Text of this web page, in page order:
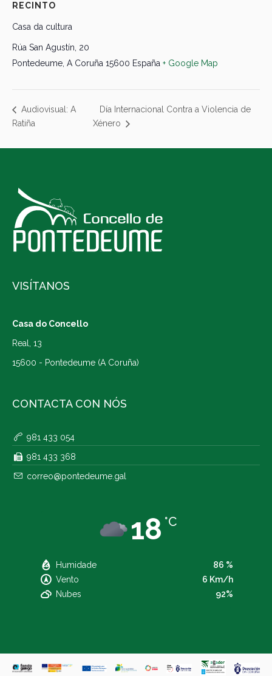
RECINTO
Casa da cultura
Rúa San Agustín, 20
Pontedeume, A Coruña 15600 España + Google Map
Audiovisual: A
Ratiña
Día Internacional Contra a Violencia de
Xénero
VISÍTANOS
Casa do Concello
Real, 13
15600 - Pontedeume (A Coruña)
CONTACTA CON NÓS
981 433 054
981 433 368
correo@pontedeume.gal
18 °C
Humidade
86 %
Vento
6 Km/h
Nubes
92%